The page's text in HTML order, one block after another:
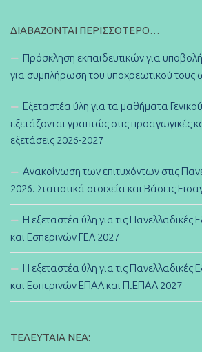
ΔΙΑΒΆΖΟΝΤΑΙ ΠΕΡΙΣΣΌΤΕΡΟ…
Πρόσκληση εκπαιδευτικών για
για συμπλήρωση του υποχρεωτικού τους
Εξεταστέα ύλη για τα μαθήματα
εξετάζονται γραπτώς στις προαγωγικές
εξετάσεις 2026-2027
Ανακοίνωση των επιτυχόντων στις
2026. Στατιστικά στοιχεία και Βάσεις
Η εξεταστέα ύλη για τις Πανελλαδικές
και Εσπερινών ΓΕΛ 2027
Η εξεταστέα ύλη για τις Πανελλαδικές
και Εσπερινών ΕΠΑΛ και Π.ΕΠΑΛ 2027
ΤΕΛΕΥΤΑΊΑ ΝΈΑ: